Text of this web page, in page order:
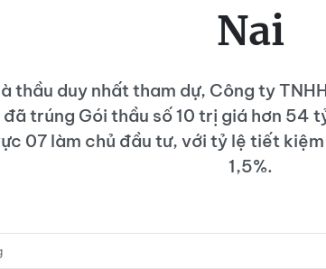
Nai
thầu duy nhất tham dự, Công ty
trúng Gói thầu số 10 trị giá hơn 54
07 làm chủ đầu tư, với tỷ lệ tiết
1,5%.